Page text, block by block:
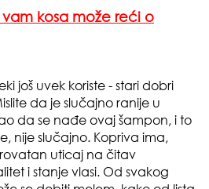
vam kosa može reći o
još uvek koriste - stari dobri
da je slučajno ranije u
da se nađe ovaj šampon, i to
nije slučajno. Kopriva ima,
uticaj na čitav
i stanje vlasi. Od svakog